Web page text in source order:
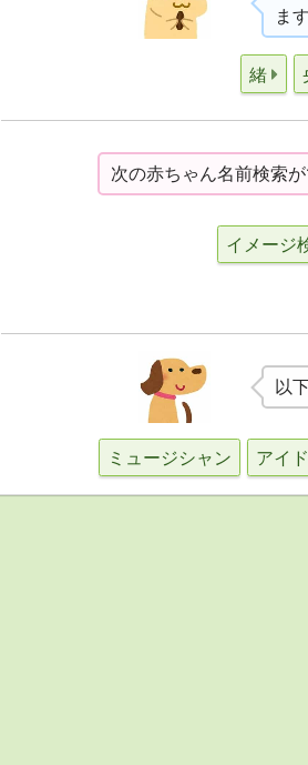
ま
緒
次の赤ちゃん名前検索が
イメージ
以
ミュージシャン アイ